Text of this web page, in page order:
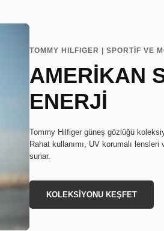
TOMMY HILFIGER | SPORTİF VE
AMERİKAN
ENERJİ
Tommy Hilfiger güneş gözlüğü
Rahat kullanımı, UV korumalı
sunar.
KOLEKSİYONU KEŞFET